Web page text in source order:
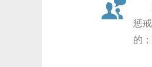
列
惩
的